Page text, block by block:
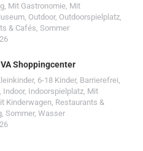
, Mit Gastronomie, Mit
, Outdoor, Outdoorspielplatz,
& Cafés, Sommer
Shoppingcenter
, 6-18 Kinder, Barrierefrei,
, Indoor, Indoorspielplatz, Mit
Kinderwagen, Restaurants &
, Sommer, Wasser